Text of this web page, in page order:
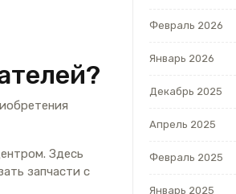
Здесь
запчасти с
Февраль 2026
Январь 2026
Декабрь 2025
Апрель 2025
Февраль 2025
Январь 2025